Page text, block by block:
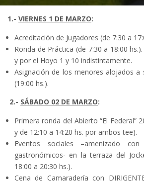
1.- VIERNES 1 DE MARZO:
Acreditación de Jugadores (de 7:30 a
Ronda de Práctica (de 7:30 a 18:00
y por el Hoyo 1 y 10 indistintamente.
Asignación de los menores alojados a
(19:00 hs.).
2.- SÁBADO 02 DE MARZO:
Primera ronda del Abierto “El Federal”
y de 12:10 a 14:20 hs. por ambos tee).
Eventos sociales –amenizado
gastronómicos- en la terraza del
18:00 a 20:30 hs.).
Cena de Camaradería con